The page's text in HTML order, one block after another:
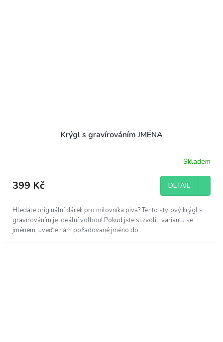
Krýgl s gravírováním JMÉNA
produktu
je
z
5
hvězdiček.
Skladem
399 Kč DETAIL
Hledáte originální dárek pro milovníka piva? Tento stylový krýgl s
gravírováním je ideální volbou! Pokud jste si zvolili variantu se
jménem, uveďte nám požadované jméno do...